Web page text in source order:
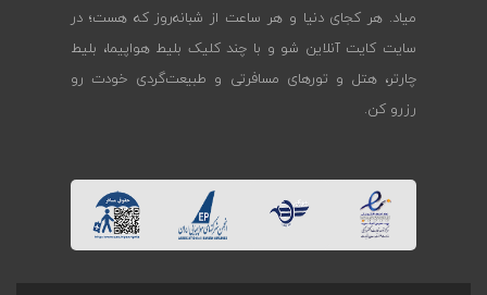
میاد. هر کجای دنیا و هر ساعت از شبانه‌روز که هست؛ در
سایت کایت آنلاین شو و با چند کلیک بلیط هواپیما، بلیط
چارتر، هتل و تورهای مسافرتی و طبیعت‌گردی خودت رو
رزرو کن.